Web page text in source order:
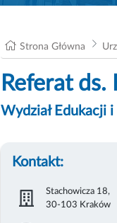
Strona Główna
Referat ds.
Wydział Edukacji
Kontakt:
Stachowicza 18,
30-103 Kraków